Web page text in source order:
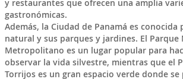
y restaurantes que ofrecen una amplia
gastronómicas.
Además, la Ciudad de Panamá es conocida
natural y sus parques y jardines. El Parque
Metropolitano es un lugar popular para
observar la vida silvestre, mientras que el
Torrijos es un gran espacio verde donde